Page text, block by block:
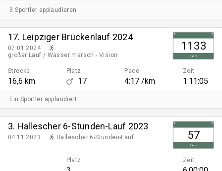
3 Sportler applaudieren
17. Leipziger Brückenlauf 2024
07.01.2024
großer Lauf / Wasser marsch - Vision
Pierre
1133
Strecke
16,6 km
Platz
17
Pace
4:17 /km
Zeit
1:11:05
Ein Sportler applaudiert
3. Hallescher 6-Stunden-Lauf 2023
04.11.2023 Hallescher 6-Stunden-Lauf
Pierre
57
Platz Zeit